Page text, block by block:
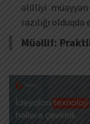
əlilliyi müəyyən
razılığı
Müəllif: